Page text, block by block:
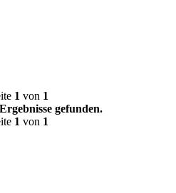
1 von 1
gefunden.
1 von 1